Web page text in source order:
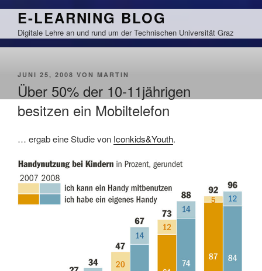
Zum
springen
E-LEARNING BLOG
Digitale Lehre an und rund um der Technischen Universität Graz
VERÖFFENTLICHT
AM
JUNI 25, 2008 VON MARTIN
Über 50% der 10-11jährigen
besitzen ein Mobiltelefon
… ergab eine Studie von Iconkids&Youth.